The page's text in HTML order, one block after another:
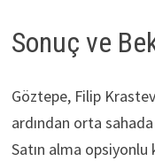
Sonuç ve
Göztepe, Filip
ardından orta
Satın alma opsiyonlu